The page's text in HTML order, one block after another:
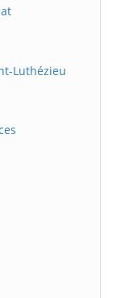
Luthézieu